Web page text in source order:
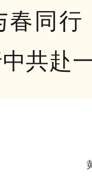
春同
共赴